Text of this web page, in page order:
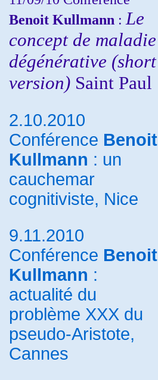
Benoit Kullmann : Le
concept de maladie
dégénérative (short
version) Saint Paul
2.10.2010
Conférence Benoit
Kullmann : un
cauchemar
cognitiviste, Nice
9.11.2010
Conférence Benoit
Kullmann :
actualité du
problème XXX du
pseudo-Aristote,
Cannes